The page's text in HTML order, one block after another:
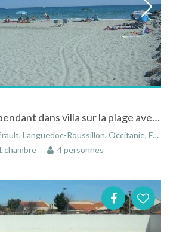
Appartement indépendant dans villa sur la plage avec jardin fleuri à Frontignan
Languedoc-Roussillon, Occitanie, France
chambre 4 personnes